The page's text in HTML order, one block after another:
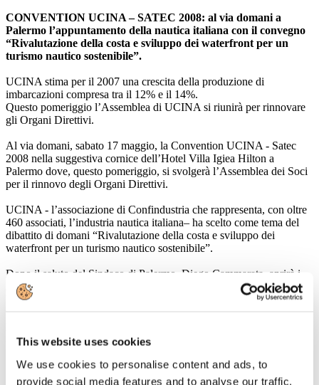
This website uses cookies
We use cookies to personalise content and ads, to
provide social media features and to analyse our traffic.
CONVENTION UCINA – SATEC 2008: al via domani a
Palermo l’appuntamento della nautica italiana con il convegno
“Rivalutazione della costa e sviluppo dei waterfront per un
turismo nautico sostenibile”.
UCINA stima per il 2007 una crescita della produzione di
imbarcazioni compresa tra il 12% e il 14%.
Questo pomeriggio l’Assemblea di UCINA si riunirà per rinnovare
gli Organi Direttivi.
Al via domani, sabato 17 maggio, la Convention UCINA - Satec
2008 nella suggestiva cornice dell’Hotel Villa Igiea Hilton a
Palermo dove, questo pomeriggio, si svolgerà l’Assemblea dei Soci
per il rinnovo degli Organi Direttivi.
UCINA - l’associazione di Confindustria che rappresenta, con oltre
460 associati, l’industria nautica italiana– ha scelto come tema del
dibattito di domani “Rivalutazione della costa e sviluppo dei
waterfront per un turismo nautico sostenibile”.
Dopo il saluto del Sindaco di Palermo, Diego Cammarata, aprirà i
lavori il Presidente di UCINA Anton Francesco Albertoni; quindi
Bruno Vespa, conduttore della mattinata, anticiperà il dibattito con
idee del waterfront di La Spezia, con l’obiettivo di comprendere il
rapporto città-mare.